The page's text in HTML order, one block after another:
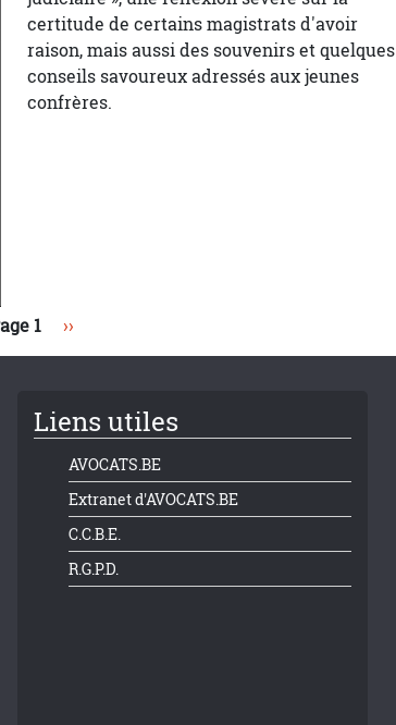
certitude de certains magistrats d'avoir
raison, mais aussi des souvenirs et quelques
conseils savoureux adressés aux jeunes
confrères.
1 Page suivante
››
Liens utiles
AVOCATS.BE
Extranet d'AVOCATS.BE
C.C.B.E.
R.G.P.D.